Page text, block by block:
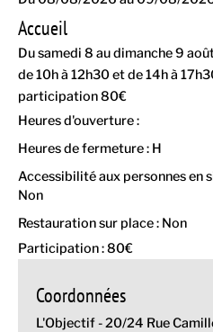
Accueil
Du samedi 8 au dimanche 9
de 10h à 12h30 et de 14h à
participation 80€
Heures d'ouverture :
Heures de fermeture : H
Accessibilité aux personnes en
Non
Restauration sur place : Non
Participation : 80€
Coordonnées
L'Objectif - 20/24 Rue